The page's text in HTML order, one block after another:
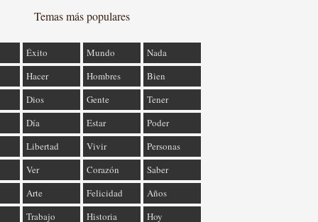
Temas más populares
Éxito Mundo
Nada
Hacer Hombres
Bien
Dios Gente
Tener
Día Estar
Poder
Libertad Vivir
Personas
Ver Corazón
Saber
Arte Felicidad
Años
Trabajo Historia Hoy